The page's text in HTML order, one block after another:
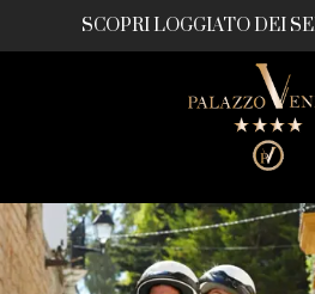
SCOPRI LOGGIATO DEI